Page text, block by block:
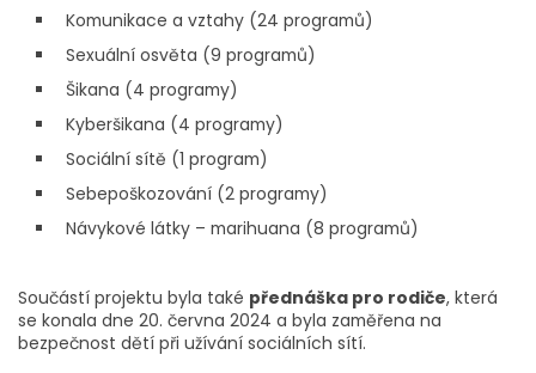
Komunikace a vztahy (24 programů)
Sexuální osvěta (9 programů)
Šikana (4 programy)
Kyberšikana (4 programy)
Sociální sítě (1 program)
Sebepoškozování (2 programy)
Návykové látky – marihuana (8 programů)
Součástí projektu byla také přednáška pro rodiče, která
se konala dne 20. června 2024 a byla zaměřena na
bezpečnost dětí při užívání sociálních sítí.